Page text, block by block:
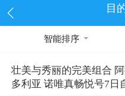
目
智能排序
壮美与秀丽的完美组合
多利亚 诺唯真畅悦号7日